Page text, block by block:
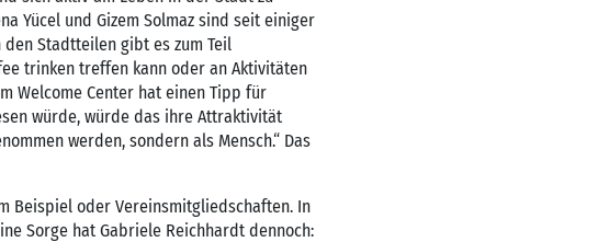
Yücel und Gizem Solmaz sind seit einiger
Stadtteilen gibt es zum Teil
trinken treffen kann oder an Aktivitäten
Welcome Center hat einen Tipp für
würde, würde das ihre Attraktivität
werden, sondern als Mensch.“ Das
Beispiel oder Vereinsmitgliedschaften. In
Sorge hat Gabriele Reichhardt dennoch: